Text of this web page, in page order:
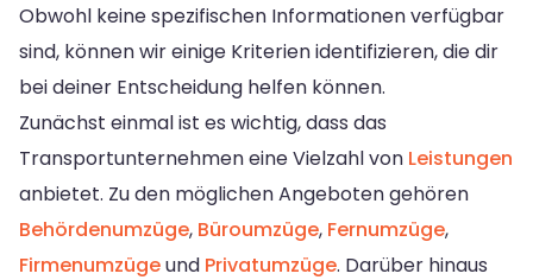
Obwohl keine spezifischen Informationen verfügbar
sind, können wir einige Kriterien identifizieren, die dir
bei deiner Entscheidung helfen können.
Zunächst einmal ist es wichtig, dass das
Transportunternehmen eine Vielzahl von Leistungen
anbietet. Zu den möglichen Angeboten gehören
Behördenumzüge, Büroumzüge, Fernumzüge,
Firmenumzügeund Privatumzüge. Darüber hinaus